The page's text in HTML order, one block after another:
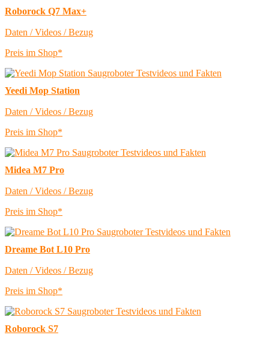
Roborock Q7 Max+
Daten / Videos / Bezug
Preis im Shop*
Yeedi Mop Station
Daten / Videos / Bezug
Preis im Shop*
Midea M7 Pro
Daten / Videos / Bezug
Preis im Shop*
Dreame Bot L10 Pro
Daten / Videos / Bezug
Preis im Shop*
Roborock S7